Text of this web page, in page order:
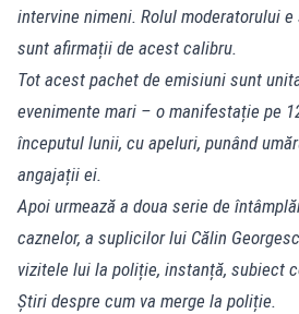
intervine nimeni. Rolul moderatorului
sunt afirmații de acest calibru.
Tot acest pachet de emisiuni sunt
evenimente mari – o manifestație pe
începutul lunii, cu apeluri, punând
angajații ei.
Apoi urmează a doua serie de
caznelor, a suplicilor lui Călin
vizitele lui la poliție, instanță, subiect
Știri despre cum va merge la poliție.